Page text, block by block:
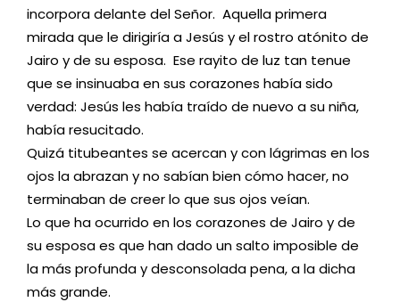
incorpora delante del Señor. Aquella primera
mirada que le dirigiría a Jesús y el rostro atónito de
Jairo y de su esposa. Ese rayito de luz tan tenue
que se insinuaba en sus corazones había sido
verdad: Jesús les había traído de nuevo a su niña,
había resucitado.
Quizá titubeantes se acercan y con lágrimas en los
ojos la abrazan y no sabían bien cómo hacer, no
terminaban de creer lo que sus ojos veían.
Lo que ha ocurrido en los corazones de Jairo y de
su esposa es que han dado un salto imposible de
la más profunda y desconsolada pena, a la dicha
más grande.